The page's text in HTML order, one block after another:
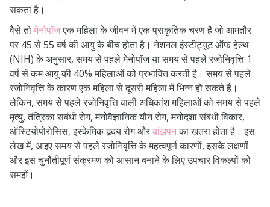
सकता है।
वैसे तोमेनोपॉजएक महिला के जीवन में एक प्राकृतिक चरण है जो आमतौर
पर 45 से 55 वर्ष की आयु के बीच होता है। नेशनल इंस्टीट्यूट ऑफ हेल्थ
(NIH) के अनुसार, समय से पहले मेनोपॉज या समय से पहले रजोनिवृत्ति 1
वर्ष से कम आयु की 40% महिलाओं को प्रभावित करती है। समय से पहले
रजोनिवृत्ति के कारण एक महिला से दूसरी महिला में भिन्न हो सकते हैं।
लेकिन, समय से पहले रजोनिवृत्ति वाली अधिकांश महिलाओं को समय से पहले
मृत्यु, तंत्रिका संबंधी रोग, मनोवैज्ञानिक यौन रोग, मनोदशा संबंधी विकार,
ऑस्टियोपोरोसिस, इस्केमिक हृदय रोग औरबांझपनका खतरा होता है। इस
लेख में, आइए समय से पहले रजोनिवृत्ति के महत्वपूर्ण कारणों, इसके लक्षणों
और इस चुनौतीपूर्ण संक्रमण को आसान बनाने के लिए उपचार विकल्पों को
समझें।